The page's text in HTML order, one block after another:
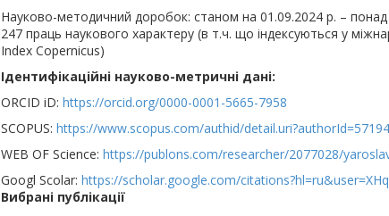
Науково-методичний доробок: станом на 01.09.2024 р. – понад
247 праць наукового характеру (в т.ч. що індексуються у
Index Copernicus)
Ідентифікаційні науково-метричні дані:
ORCID iD:https://orcid.org/0000-0001-5665-7958
SCOPUS:https://www.scopus.com/authid/
WEB OF Science:https://publons.com/researcher/2077028/
Googl Scolar:https://scholar.google.com/
Вибрані публікації